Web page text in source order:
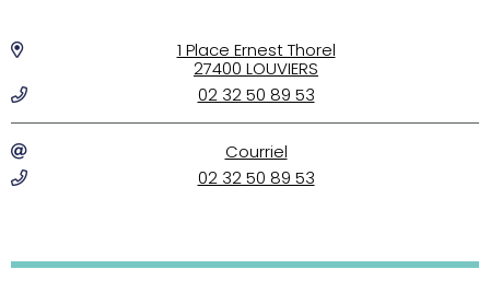
1 Place Ernest Thorel
27400 LOUVIERS
02 32 50 89 53
Courriel
02 32 50 89 53